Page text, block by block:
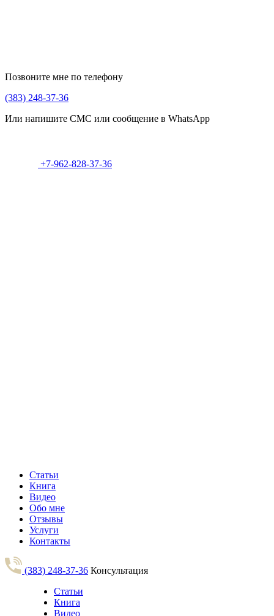
Позвоните мне по телефону
(383) 248-37-36
Или напишите СМС или сообщение в WhatsApp
+7-962-828-37-36
Статьи
Книга
Видео
Обо мне
Отзывы
Услуги
Контакты
(383) 248-37-36 Консультация
Статьи
Книга
Видео